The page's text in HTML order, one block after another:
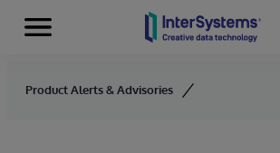
Skip to content
Menu
Product Alerts & Advisories